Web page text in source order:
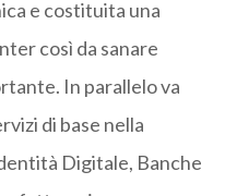
e costituita una
così da sanare
In parallelo va
di base nella
Digitale, Banche